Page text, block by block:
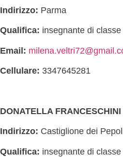
Indirizzo: Parma
Qualifica: insegnante di classe
Email:
Cellulare: 3347645281
DONATELLA FRANCESCHINI
Indirizzo: Castiglione dei
Qualifica: insegnante di classe